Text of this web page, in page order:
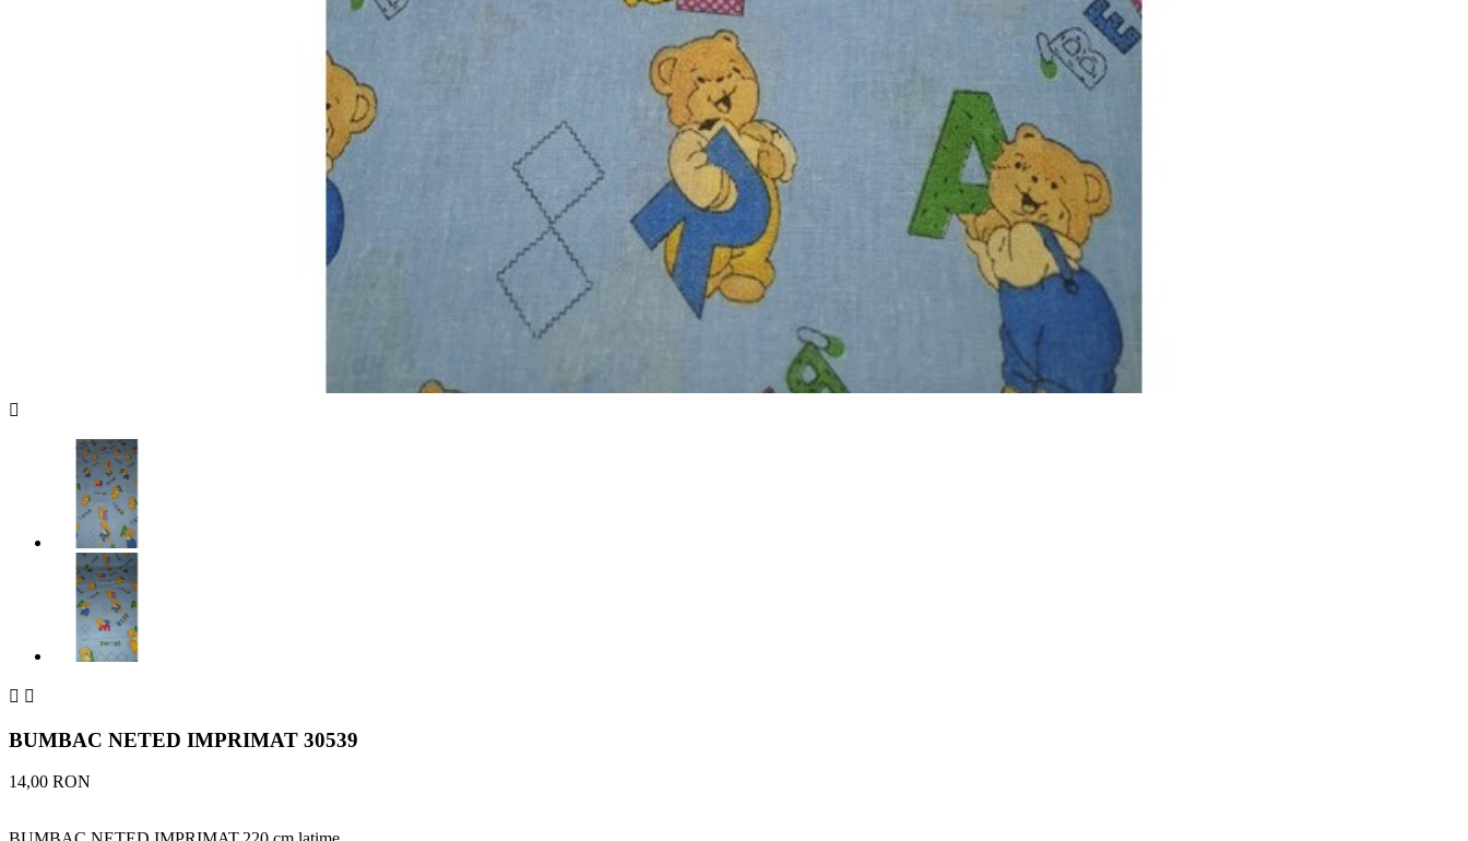

 
BUMBAC NETED IMPRIMAT 30539
14,00 RON